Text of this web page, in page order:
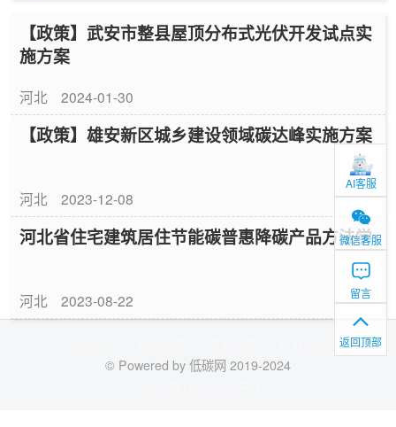
【政策】武安市整县屋顶分布式光伏开发试点实
施方案
河北 2024-01-30
【政策】雄安新区城乡建设领域碳达峰实施方案
河北 2023-12-08
河北省住宅建筑居住节能碳普惠降碳产品方法学
河北 2023-08-22
AI客服
微信客服
留言
返回顶部
© Powered by 低碳网 2019-2024